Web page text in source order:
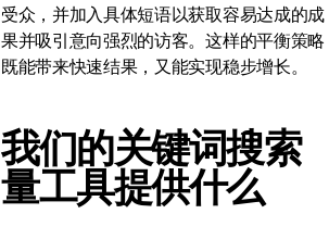
受众，并加入具体短语以获取容易达成的成
果并吸引意向强烈的访客。这样的平衡策略
既能带来快速结果，又能实现稳步增长。
我们的关键词搜索
量工具提供什么